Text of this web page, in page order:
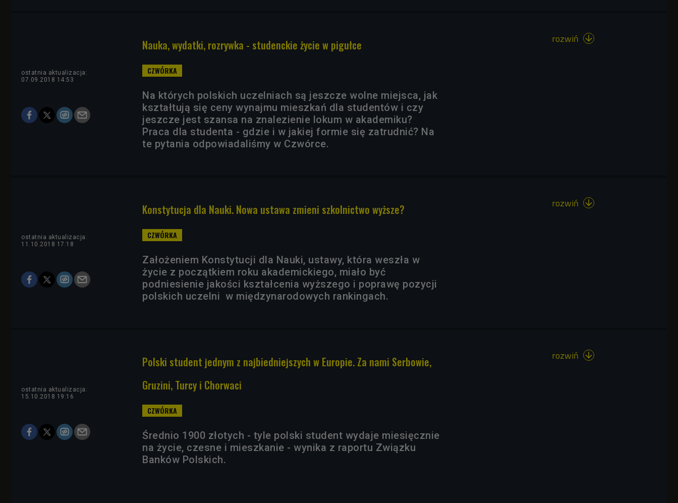
Nauka, wydatki, rozrywka - studenckie życie w pigułce
ostatnia aktualizacja:
07.09.2018 14:53
Na których polskich uczelniach są jeszcze wolne miejsca, jak
kształtują się ceny wynajmu mieszkań dla studentów i czy
jeszcze jest szansa na znalezienie lokum w akademiku?
Praca dla studenta - gdzie i w jakiej formie się zatrudnić? Na
te pytania odpowiadaliśmy w Czwórce.
rozwiń 
Konstytucja dla Nauki. Nowa ustawa zmieni szkolnictwo wyższe?
ostatnia aktualizacja:
11.10.2018 17:18
Założeniem Konstytucji dla Nauki, ustawy, która weszła w
życie z początkiem roku akademickiego, miało być
podniesienie jakości kształcenia wyższego i poprawę pozycji
polskich uczelni w międzynarodowych rankingach.
rozwiń 
Polski student jednym z najbiedniejszych w Europie. Za nami Serbowie,
Gruzini, Turcy i Chorwaci
ostatnia aktualizacja:
15.10.2018 19:16
Średnio 1900 złotych - tyle polski student wydaje miesięcznie
na życie, czesne i mieszkanie - wynika z raportu Związku
Banków Polskich.
rozwiń 